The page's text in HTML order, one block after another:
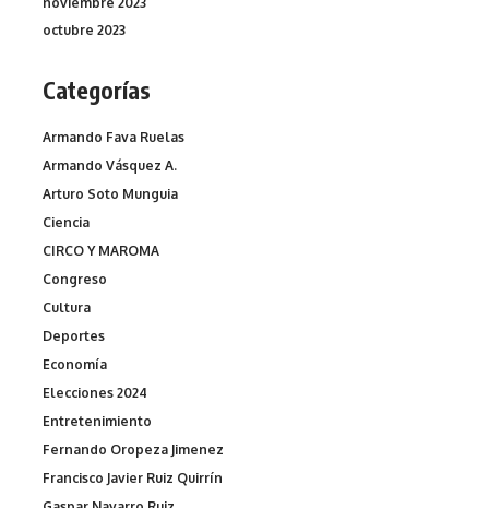
octubre 2023
Categorías
Armando Fava Ruelas
Armando Vásquez A.
Arturo Soto Munguia
Ciencia
CIRCO Y MAROMA
Congreso
Cultura
Deportes
Economía
Elecciones 2024
Entretenimiento
Fernando Oropeza Jimenez
Francisco Javier Ruiz Quirrín